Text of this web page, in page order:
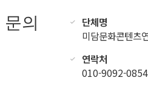
문의
단체명
미담문화콘텐츠
연락처
010-9092-0854